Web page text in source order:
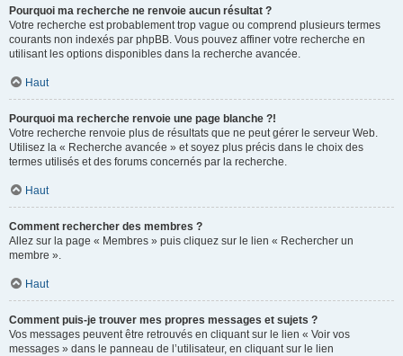
Pourquoi ma recherche ne renvoie aucun résultat ?
Votre recherche est probablement trop vague ou comprend plusieurs termes
courants non indexés par phpBB. Vous pouvez affiner votre recherche en
utilisant les options disponibles dans la recherche avancée.
Haut
Pourquoi ma recherche renvoie une page blanche ?!
Votre recherche renvoie plus de résultats que ne peut gérer le serveur Web.
Utilisez la « Recherche avancée » et soyez plus précis dans le choix des
termes utilisés et des forums concernés par la recherche.
Haut
Comment rechercher des membres ?
Allez sur la page « Membres » puis cliquez sur le lien « Rechercher un
membre ».
Haut
Comment puis-je trouver mes propres messages et sujets ?
Vos messages peuvent être retrouvés en cliquant sur le lien « Voir vos
messages » dans le panneau de l’utilisateur, en cliquant sur le lien